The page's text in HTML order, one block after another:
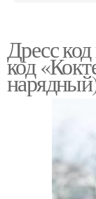
Дресс
код